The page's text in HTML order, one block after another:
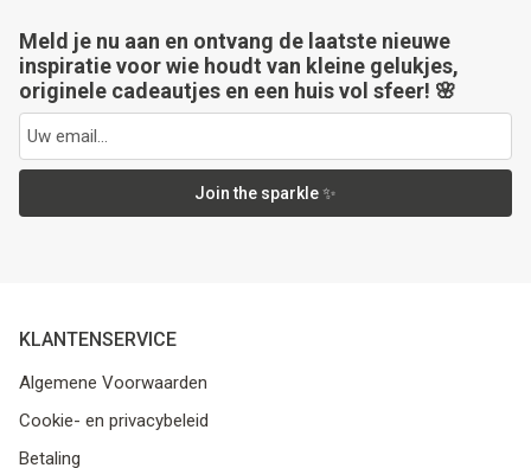
Meld je nu aan en ontvang de laatste nieuwe
inspiratie voor wie houdt van kleine gelukjes,
originele cadeautjes en een huis vol sfeer! 🌸
Join the sparkle ✨
KLANTENSERVICE
Algemene Voorwaarden
Cookie- en privacybeleid
Betaling